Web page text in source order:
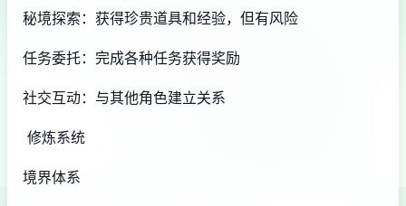
秘境探索：获得珍贵道具和经验，但有风险
任务委托：完成各种任务获得奖励
社交互动：与其他角色建立关系
修炼系统
境界体系